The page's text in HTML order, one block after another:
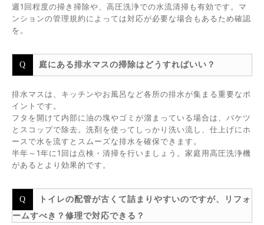
週1回程度の掃き掃除や、高圧洗浄での水流清掃も有効です。マ
ンションの管理規約によっては対応が必要な場合もあるため確認
を。
庭にある排水マスの掃除はどうすればいい？
排水マスは、キッチンやお風呂など各所の排水が集まる重要なポ
イントです。
フタを開けて内部に油の塊やゴミが溜まっている場合は、バケツ
とスコップで除去。洗剤を使ってしっかり洗い流し、仕上げにホ
ースで水を流すとスムーズな排水を確保できます。
半年～1年に1回は点検・清掃を行いましょう。家庭用高圧洗浄機
があるとより効果的です。
トイレの配管が古くて詰まりやすいのですが、リフォ
ームすべき？修理で対応できる？